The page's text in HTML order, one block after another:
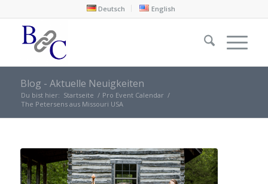
Deutsch English
Blog - Aktuelle Neuigkeiten
Du bist hier: Startseite / Pro Event Calendar /
The Petersens aus Missouri USA